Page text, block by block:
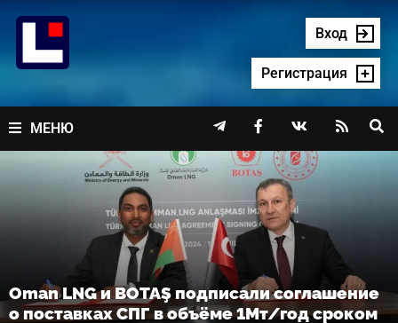
содержимому
Вход
Регистрация
МЕНЮ    
Oman LNG и BOTAŞ подписали соглашение
о поставках СПГ в объёме 1Мт/год сроком